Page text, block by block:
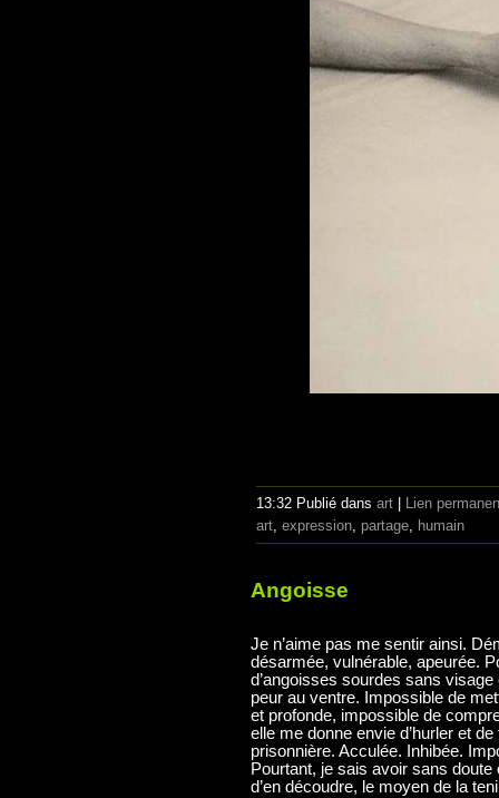
13:32 Publié dans art
Lien
art, expression, partage, humain
Angoisse
Je n’aime pas me sentir ainsi.
désarmée, vulnérable, apeurée.
d’angoisses sourdes sans
peur au ventre. Impossible de
et profonde, impossible de
elle me donne envie d’hurler et
prisonnière. Acculée. Inhibée.
Pourtant, je sais avoir sans
d’en découdre, le moyen de la